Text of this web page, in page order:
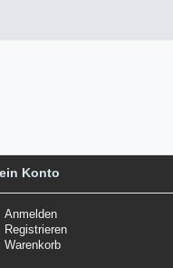
Konto
Anmelden
Registrieren
Warenkorb